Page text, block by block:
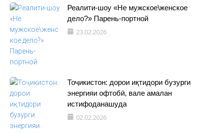
Реалити-шоу «Не мужское\женское
дело?» Парень-портной
23.02.2026
Тоҷикистон: дорои иқтидори бузурги
энергияи офтобӣ, вале амалан
истифоданашуда
02.02.2026